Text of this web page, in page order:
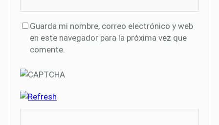
Guarda mi nombre, correo electrónico y web
en este navegador para la próxima vez que
comente.